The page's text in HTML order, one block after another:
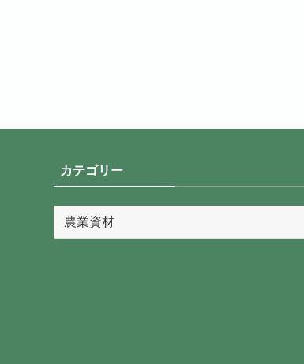
カテゴリー